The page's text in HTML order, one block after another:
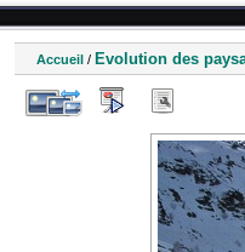
Accueil / Evolution des